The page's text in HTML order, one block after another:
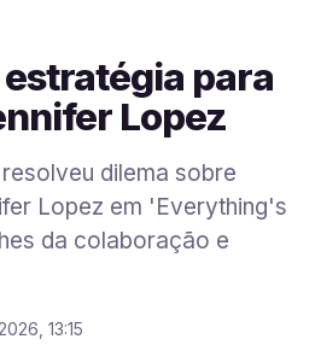
para
Lopez
dilema sobre
Lopez em 'Everything's
da colaboração e
13:15